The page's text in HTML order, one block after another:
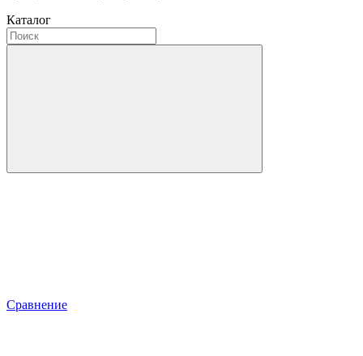
Каталог
Сравнение